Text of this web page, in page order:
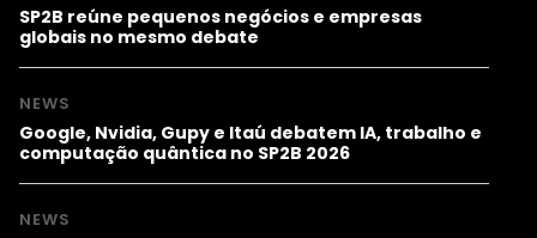
SP2B reúne pequenos negócios e empresas
globais no mesmo debate
NEWS
Google, Nvidia, Gupy e Itaú debatem IA, trabalho e
computação quântica no SP2B 2026
NEWS